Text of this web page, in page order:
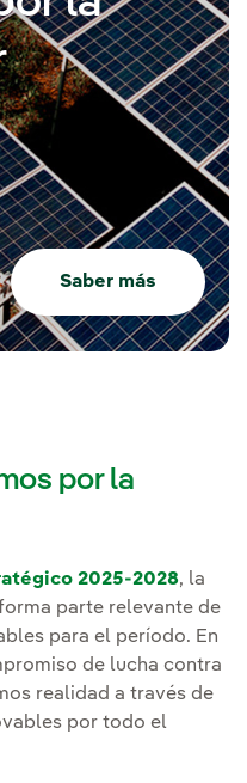
Saber más
por la
2025-2028, la
parte relevante de
para el período. En
de lucha contra
realidad a través de
por todo el